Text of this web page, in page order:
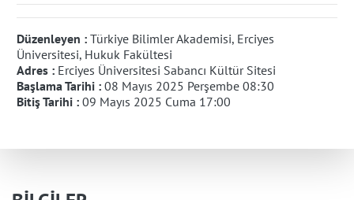
Düzenleyen : Türkiye Bilimler Akademisi, Erciyes
Üniversitesi, Hukuk Fakültesi
Adres : Erciyes Üniversitesi Sabancı Kültür Sitesi
Başlama Tarihi : 08 Mayıs 2025 Perşembe 08:30
Bitiş Tarihi : 09 Mayıs 2025 Cuma 17:00